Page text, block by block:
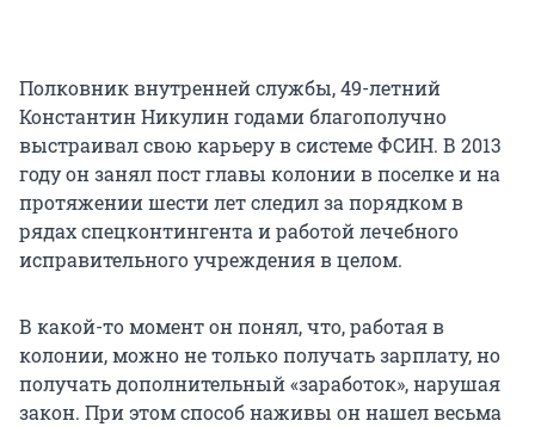
Полковник внутренней службы, 49-летний
Константин Никулин годами благополучно
выстраивал свою карьеру в системе ФСИН. В 2013
году он занял пост главы колонии в поселке и на
протяжении шести лет следил за порядком в
рядах спецконтингента и работой лечебного
исправительного учреждения в целом.
В какой-то момент он понял, что, работая в
колонии, можно не только получать зарплату, но
получать дополнительный «заработок», нарушая
закон. При этом способ наживы он нашел весьма